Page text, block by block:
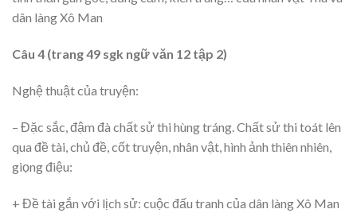
dân làng Xô Man
Câu 4 (trang 49 sgk ngữ văn 12 tập 2)
Nghệ thuật của truyện:
– Đặc sắc, đậm đà chất sử thi hùng tráng. Chất sử thi toát lên
qua đề tài, chủ đề, cốt truyện, nhân vật, hình ảnh thiên nhiên,
giọng điệu:
+ Đề tài gắn với lịch sử: cuộc đấu tranh của dân làng Xô Man